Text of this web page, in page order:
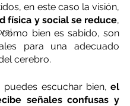
en este caso la visión,
física y social se reduce,
bien es sabido, son
para una adecuado
cerebro.
puedes escuchar bien, el
señales confusas y